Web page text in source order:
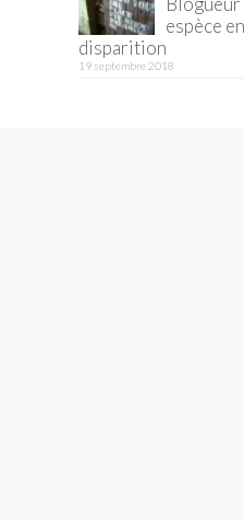
espèce
disparition
19 septembre 2018